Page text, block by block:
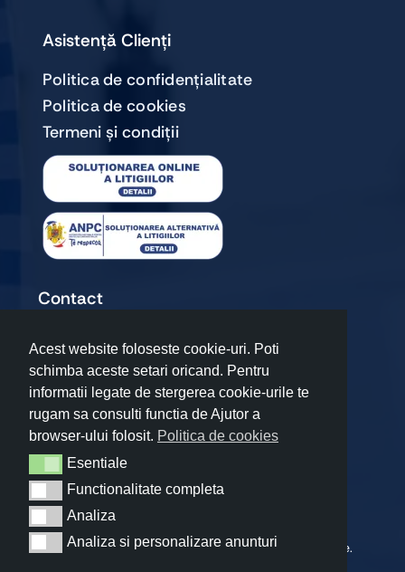
Acest website foloseste cookie-uri. Poti
schimba aceste setari oricand. Pentru
informatii legate de stergerea cookie-urile te
rugam sa consulti functia de Ajutor a
browser-ului folosit. Politica de cookies
EsentialeEsentiale
Functionalitate completa
Functionalitate completa
AnalizaAnaliza
Analiza si personalizare anunturi
Analiza si personalizare anunturi
Asistență Clienți
Politica de confidențialitate
Politica de cookies
Termeni și condiții
Contact
+40720 067 909
premiumteam17@gmail.com
Șoseaua Odăii 50, Otopeni, Ilfov
© 2026 Premium Team • Toate drepturile rezervate.